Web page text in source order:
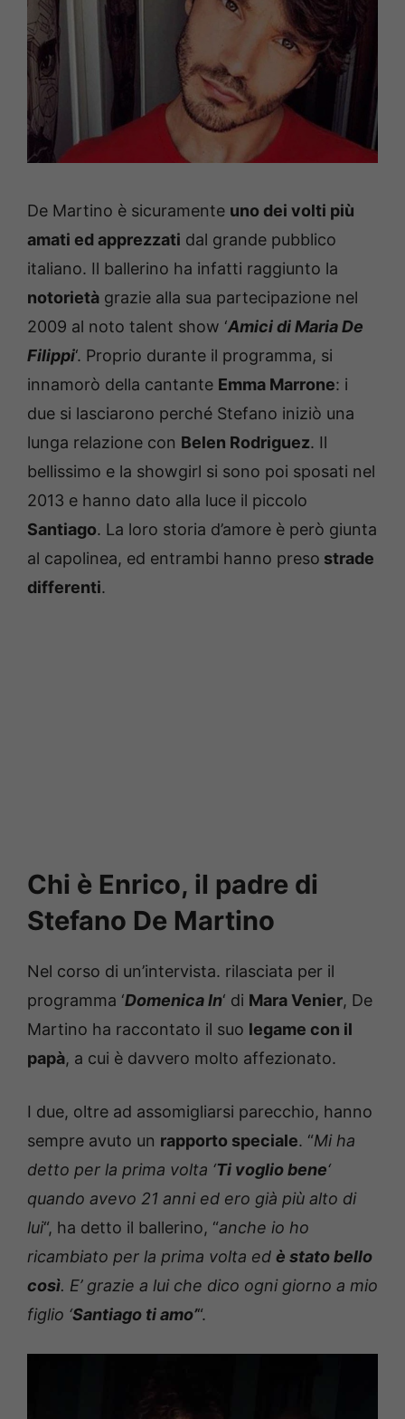
De Martino è sicuramente uno dei volti più
amati ed apprezzati dal grande pubblico
italiano. Il ballerino ha infatti raggiunto la
notorietà grazie alla sua partecipazione nel
2009 al noto talent show ‘Amici di Maria De
Filippi‘. Proprio durante il programma, si
innamorò della cantante Emma Marrone: i
due si lasciarono perché Stefano iniziò una
lunga relazione con Belen Rodriguez. Il
bellissimo e la showgirl si sono poi sposati nel
2013 e hanno dato alla luce il piccolo
Santiago. La loro storia d’amore è però giunta
al capolinea, ed entrambi hanno preso strade
differenti.
Chi è Enrico, il padre di
Stefano De Martino
Nel corso di un’intervista. rilasciata per il
programma ‘Domenica In‘ di Mara Venier, De
Martino ha raccontato il suo legame con il
papà, a cui è davvero molto affezionato.
I due, oltre ad assomigliarsi parecchio, hanno
sempre avuto un rapporto speciale. “Mi ha
detto per la prima volta ‘Ti voglio bene‘
quando avevo 21 anni ed ero già più alto di
lui“, ha detto il ballerino, “anche io ho
ricambiato per la prima volta ed è stato bello
così. E’ grazie a lui che dico ogni giorno a mio
figlio ‘Santiago ti amo’“.